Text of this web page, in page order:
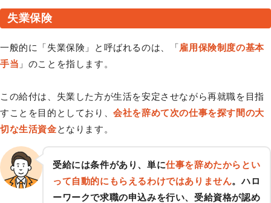
失業保険
一般的に「失業保険」と呼ばれるのは、「雇用保険制度の基本
手当 」のことを指します。
この給付は、失業した方が生活を安定させながら再就職を目指
すことを目的としており、会社を辞めて次の仕事を探す間の大
切な生活資金となります。
受給には条件があり、単に仕事を辞めたからとい
って自動的にもらえるわけではありません。ハロ
ーワークで求職の申込みを行い、受給資格が認め